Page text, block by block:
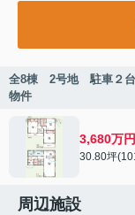
全8棟 2号地 駐車２
物件
3,680万円
30.80坪
周辺施設